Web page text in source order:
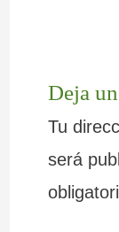
Deja
Tu
será